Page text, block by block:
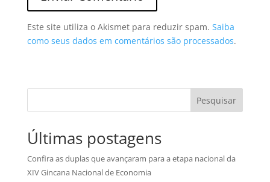
Este site utiliza o Akismet para reduzir spam. Saiba
como seus dados em comentários são processados.
Pesquisar
Últimas postagens
Confira as duplas que avançaram para a etapa nacional da
XIV Gincana Nacional de Economia